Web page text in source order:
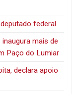
federal
mais de
Paço do Lumiar
declara apoio